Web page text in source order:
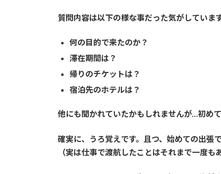
質問内容は以下の様な事だった気がしていま
何の目的で来たのか？
滞在期間は？
帰りのチケットは？
宿泊先のホテルは？
他にも聞かれていたかもしれませんが…初め
確実に、うろ覚えです。且つ、始めての出張
（実は仕事で渡航したことはそれまで一度